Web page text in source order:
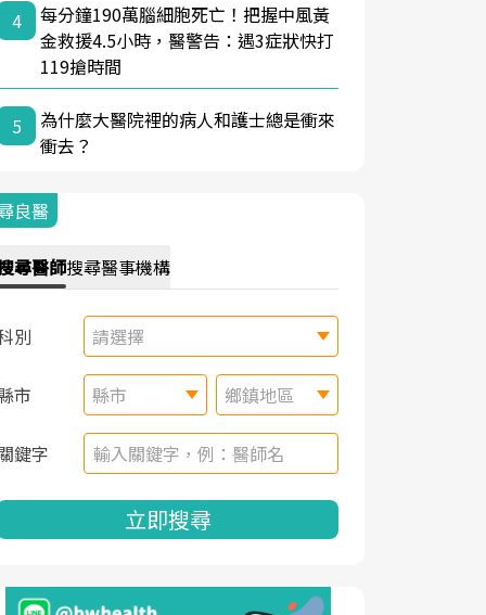
4
每分鐘190萬腦細胞死亡！把握中風黃
金救援4.5小時，醫警告：遇3症狀快打
119搶時間
5
為什麼大醫院裡的病人和護士總是衝來
衝去？
良醫
尋醫師搜尋醫事機構
別 請選擇
市 縣市 鄉鎮地區
鍵字
立即搜尋